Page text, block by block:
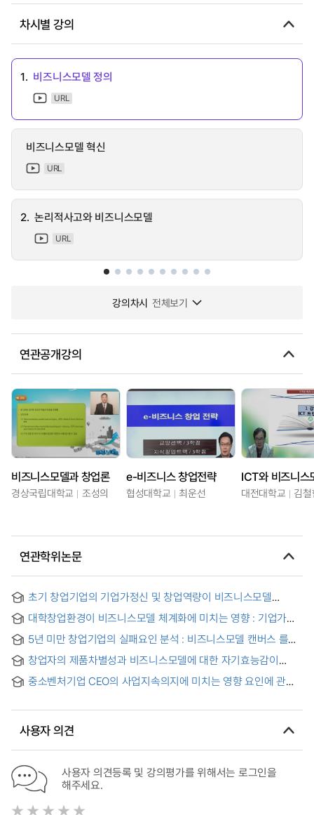
차시별 강의
1. 비즈니스모델 정의
URL
비즈니스모델 혁신
URL
2. 논리적사고와 비즈니스모델
URL
강의차시 전체보기
연관공개강의
비즈니스모델과 창업론
경상국립대학교 조성의
e-비즈니스 창업전략
협성대학교 최운선
ICT와 비즈니스
대전대학교 김
연관학위논문
초기 창업기업의 기업가정신 및 창업역량이 비즈니스모델
Effect of Entrepreneurship and Entrepreneurial
Competency on Business Model Development of Early
Stage Startup: Focusing on the Mediating Effect of
Customer Discovery
대학창업환경이 비즈니스모델 체계화에 미치는 영향 : 기업가적
5년 미만 창업기업의 실패요인 분석 : 비즈니스모델 캔버스 를
of Start-up Companies Under 5 Years : An Exploratory
Study Centered on Business Model Canvas(BMC)
창업자의 제품차별성과 비즈니스모델에 대한 자기효능감이
중소벤처기업 CEO의 사업지속의지에 미치는 영향 요인에 관한
Moderating Effect of Family Life Satisfaction
사용자 의견
사용자 의견등록 및 강의평가를 위해서는 로그인을
해주세요.